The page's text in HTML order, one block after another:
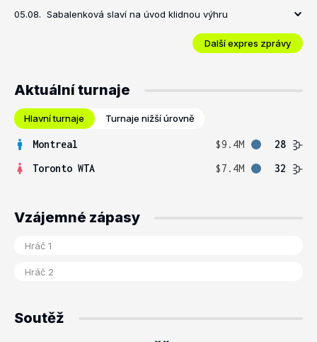
05.08. Sabalenková slaví na úvod klidnou výhru
Další expres zprávy
Aktuální turnaje
Hlavní turnaje Turnaje nižší úrovně
Montreal $9.4M
28
Toronto WTA
$7.4M 32
Vzájemné zápasy
Soutěž